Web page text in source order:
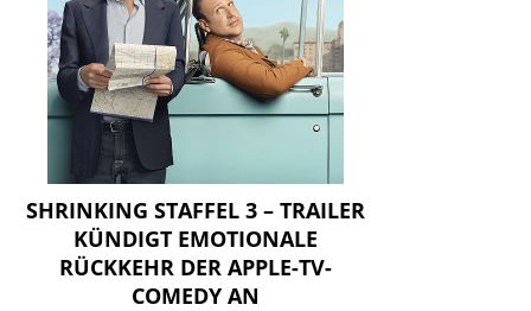
SHRINKING STAFFEL 3 – TRAILER
KÜNDIGT EMOTIONALE
RÜCKKEHR DER APPLE-TV-
COMEDY AN